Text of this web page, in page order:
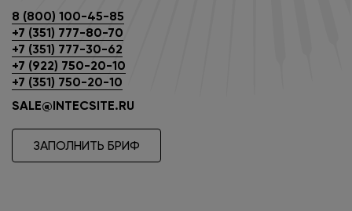
8 (800) 100-45-85
+7 (351) 777-80-70
+7 (351) 777-30-62
+7 (922) 750-20-10
+7 (351) 750-20-10
SALE@INTECSITE.RU
ЗАПОЛНИТЬ БРИФ